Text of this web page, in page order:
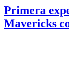
Primera
Mavericks